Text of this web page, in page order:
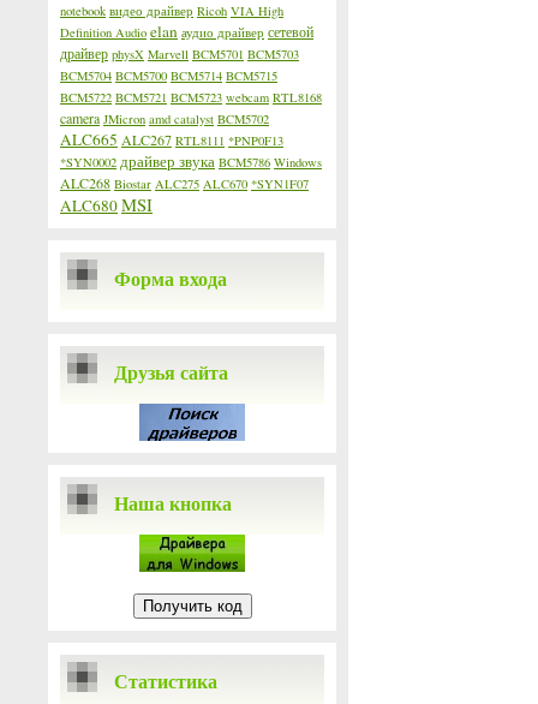
notebook видео драйвер Ricoh VIA High
Definition Audio elan аудио драйвер сетевой
драйвер physX Marvell BCM5701 BCM5703
BCM5704 BCM5700 BCM5714 BCM5715
BCM5722 BCM5721 BCM5723 webcam RTL8168
camera JMicron amd catalyst BCM5702
ALC665 ALC267 RTL8111 *PNP0F13
*SYN0002 драйвер звука BCM5786 Windows
ALC268 Biostar ALC275 ALC670 *SYN1F07
ALC680MSI
Форма входа
Друзья сайта
Наша кнопка
Статистика